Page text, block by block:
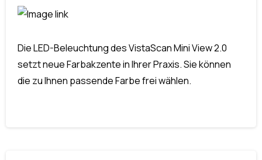
Die LED-Beleuchtung des VistaScan Mini View 2.0
setzt neue Farbakzente in Ihrer Praxis. Sie können
die zu Ihnen passende Farbe frei wählen.